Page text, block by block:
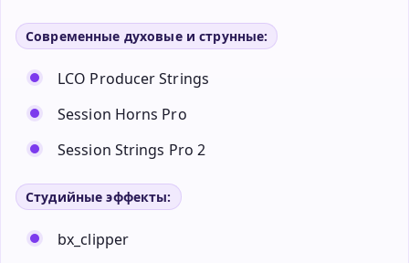
Современные духовые и струнные:
LCO Producer Strings
Session Horns Pro
Session Strings Pro 2
Студийные эффекты:
bx_clipper